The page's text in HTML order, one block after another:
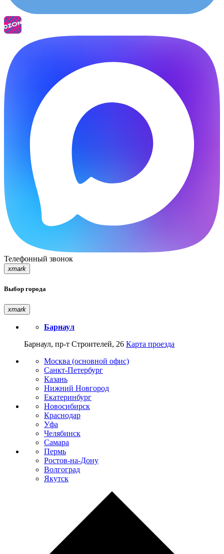
Телефонный звонок
xmark
Выбор города
xmark
Барнаул
Барнаул, пр-т Строителей, 26 Карта проезда
Москва (основной офис)
Санкт-Петербург
Казань
Нижний Новгород
Екатеринбург
Новосибирск
Краснодар
Уфа
Челябинск
Самара
Пермь
Ростов-на-Дону
Волгоград
Якутск